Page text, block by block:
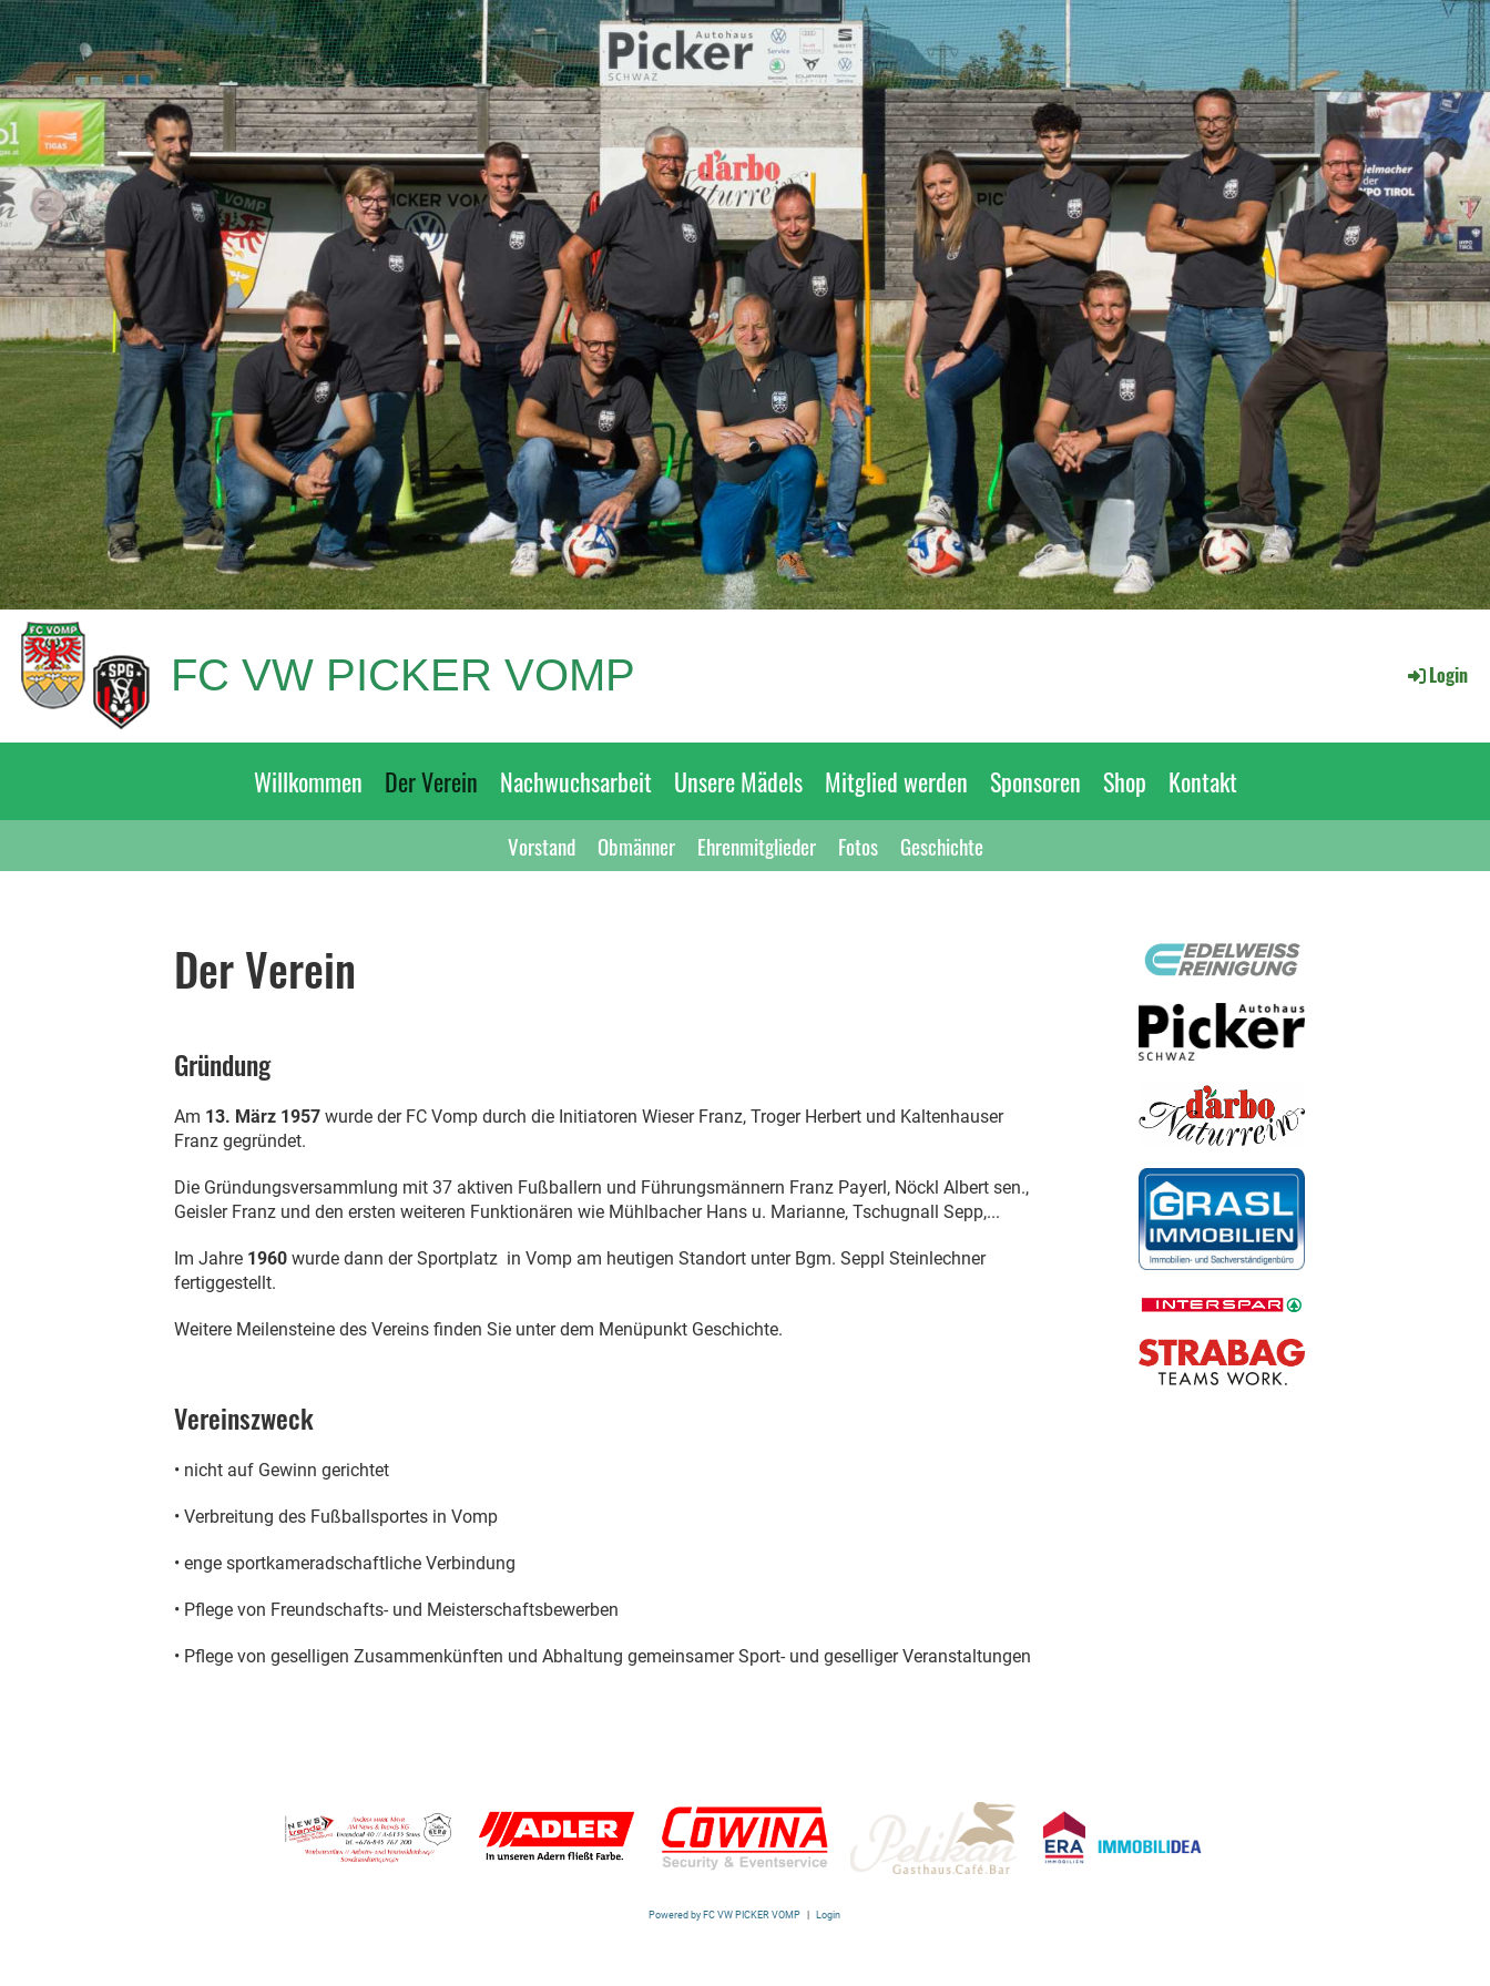
FC VW PICKER VOMP Login
Willkommen Der Verein Nachwuchsarbeit Unsere Mädels Mitglied werden Sponsoren Shop Kontakt
Vorstand Obmänner Ehrenmitglieder Fotos Geschichte
Der Verein
Gründung
Am 13. März 1957 wurde der FC Vomp durch die Initiatoren Wieser Franz, Troger Herbert und Kaltenhauser
Franz gegründet.
Die Gründungsversammlung mit 37 aktiven Fußballern und Führungsmännern Franz Payerl, Nöckl Albert sen.,
Geisler Franz und den ersten weiteren Funktionären wie Mühlbacher Hans u. Marianne, Tschugnall Sepp,...
Im Jahre 1960 wurde dann der Sportplatz in Vomp am heutigen Standort unter Bgm. Seppl Steinlechner
fertiggestellt.
Weitere Meilensteine des Vereins finden Sie unter dem Menüpunkt Geschichte.
Vereinszweck
• nicht auf Gewinn gerichtet
• Verbreitung des Fußballsportes in Vomp
• enge sportkameradschaftliche Verbindung
• Pflege von Freundschafts- und Meisterschaftsbewerben
• Pflege von geselligen Zusammenkünften und Abhaltung gemeinsamer Sport- und geselliger Veranstaltungen
Powered by FC VW PICKER VOMP|Login